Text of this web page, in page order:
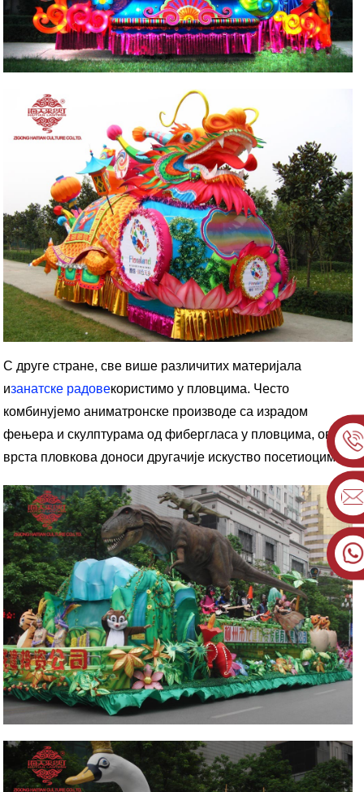
С друге стране, све више различитих материјала
изанатске радовекористимо у пловцима. Често
комбинујемо аниматронске производе са израдом
фењера и скулптурама од фибергласа у пловцима, ова
врста пловкова доноси другачије искуство посетиоцима.